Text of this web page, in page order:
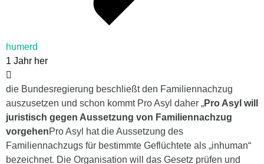
humerd
1 Jahr her
die Bundesregierung beschließt den Familiennachzug
auszusetzen und schon kommt Pro Asyl daher „Pro Asyl will
juristisch gegen Aussetzung von Familiennachzug
vorgehenPro Asyl hat die Aussetzung des
Familiennachzugs für bestimmte Geflüchtete als „inhuman“
bezeichnet. Die Organisation will das Gesetz prüfen und